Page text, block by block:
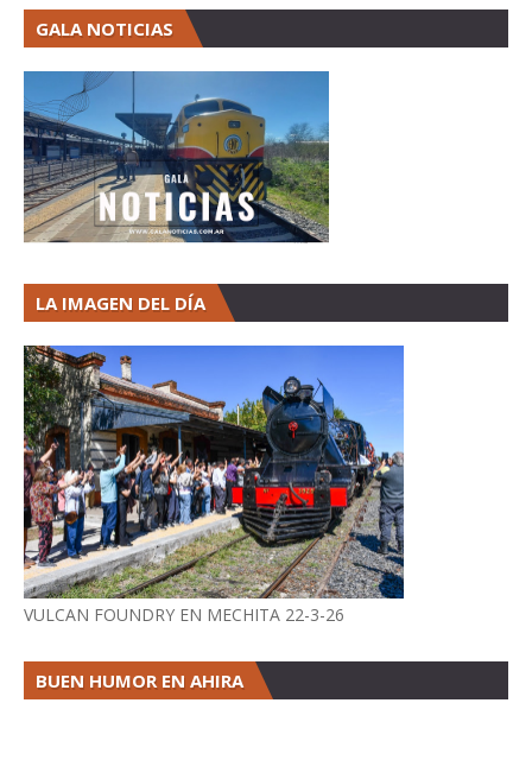
GALA NOTICIAS
LA IMAGEN DEL DÍA
VULCAN FOUNDRY EN MECHITA 22-3-26
BUEN HUMOR EN AHIRA